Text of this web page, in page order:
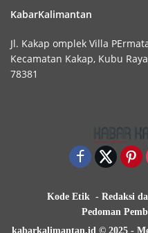
KabarKalimantan
Jl. Kakap omplek Villa
Kecamatan Kakap, Kubu
78381
Kode Etik Redaksi
Pedoman
kabarkalimantan.id © 2025 -